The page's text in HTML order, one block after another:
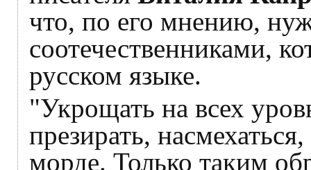
что, по его мнению,
соотечественниками,
русском языке.
"Укрощать на всех
презирать,
морде. Только таким